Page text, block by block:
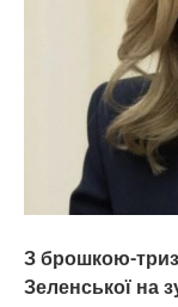
З брошкою-
Зеленської на